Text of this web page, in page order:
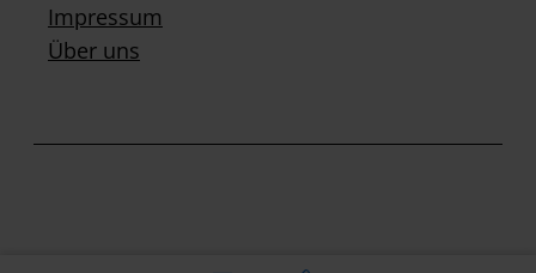
Impressum
Über uns